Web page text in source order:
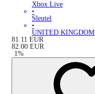
Xbox Live
•
Sleutel
•
UNITED KINGDOM
81.11 EUR
82.00 EUR
-1%